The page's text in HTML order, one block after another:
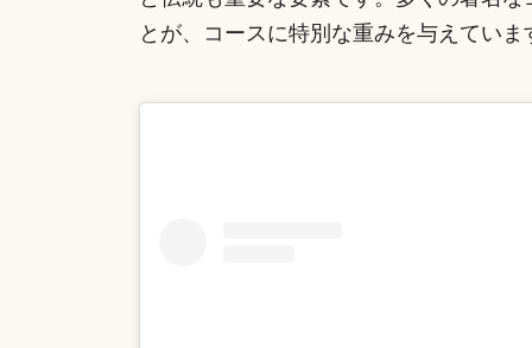
とが、コースに特別な重みを与えていま